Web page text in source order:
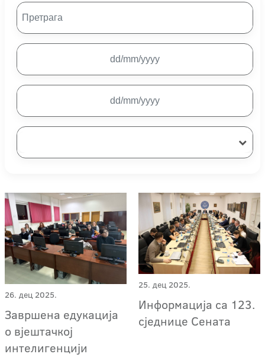
26. дец 2025.
Завршена едукација
о вјештачкој
интелигенцији
25. дец 2025.
Информација са 123.
сједнице Сената